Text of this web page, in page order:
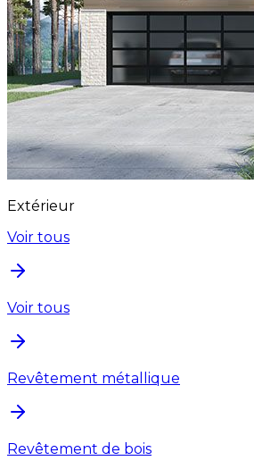
Extérieur
Voir tous
Voir tous
Revêtement métallique
Revêtement de bois